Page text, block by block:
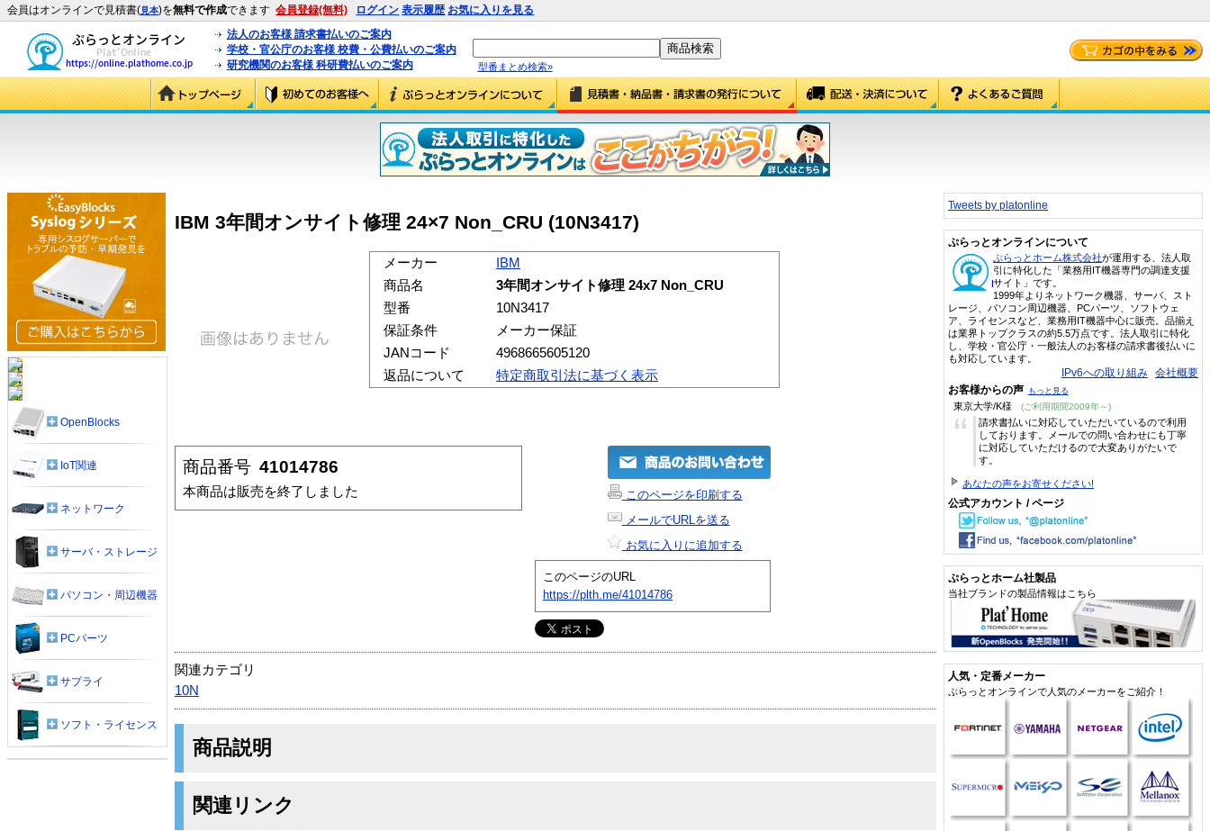
会員はオンラインで見積書(見本)を無料で作成できます 会員登録(無料) ログイン 表示履歴 お気に入りを見る
法人のお客様 請求書払いのご案内
学校・官公庁のお客様 校費・公費払いのご案内
研究機関のお客様 科研費払いのご案内
型番まとめ検索»
IBM 3年間オンサイト修理 24×7 Non_CRU (10N3417)
メーカー
IBM
商品名
3年間オンサイト修理 24x7 Non_CRU
型番
10N3417
保証条件
メーカー保証
JANコード
4968665605120
返品について
特定商取引法に基づく表示
商品番号 41014786
本商品は販売を終了しました
このページを印刷する
メールでURLを送る
お気に入りに追加する
このページのURL
https://plth.me/41014786
関連カテゴリ
10N
商品説明
関連リンク
OpenBlocks
IoT関連
ネットワーク
サーバ・ストレージ
パソコン・周辺機器
PCパーツ
サプライ
ソフト・ライセンス
Tweets by platonline
ぷらっとオンラインについて
ぷらっとホーム株式会社が運用する、法人取
引に特化した「業務用IT機器専門の調達支援
サイト」です。
1999年よりネットワーク機器、サーバ、スト
レージ、パソコン周辺機器、PCパーツ、ソフトウェ
ア、ライセンスなど、業務用IT機器中心に販売。品揃え
は業界トップクラスの約5.5万点です。法人取引に特化
し、学校・官公庁・一般法人のお客様の請求書後払いに
も対応しています。
IPv6への取り組み 会社概要
お客様からの声 もっと見る
東京大学/K様 (ご利用期間2009年～)
“
請求書払いに対応していただいているので利用
しております。メールでの問い合わせにも丁寧
に対応していただけるので大変ありがたいで
す。
あなたの声をお寄せください!
公式アカウント / ページ
ぷらっとホーム社製品
当社ブランドの製品情報はこちら
人気・定番メーカー
ぷらっとオンラインで人気のメーカーをご紹介！